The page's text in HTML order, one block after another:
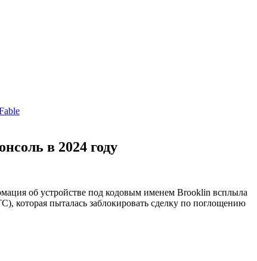
в 2024 году
об устройстве под кодовым именем Brooklin всплыла
которая пыталась заблокировать сделку по поглощению